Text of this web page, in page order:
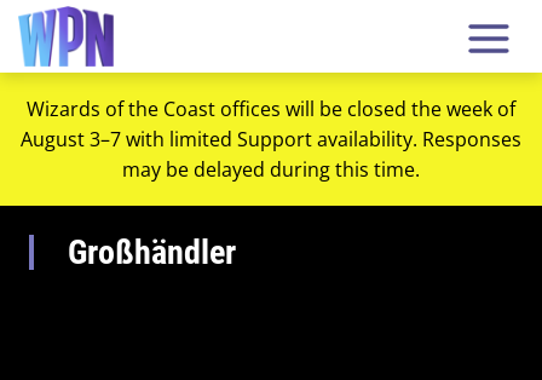
Wizards of the Coast offices will be closed the week of
August 3–7 with limited Support availability. Responses
may be delayed during this time.
Großhändler